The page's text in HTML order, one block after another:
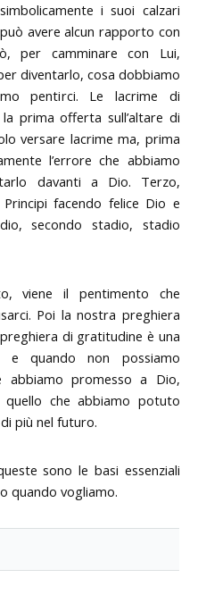
i suoi calzari
avere alcun rapporto con
per camminare con Lui,
diventarlo, cosa dobbiamo
pentirci. Le lacrime di
prima offerta sull’altare di
versare lacrime ma, prima
l’errore che abbiamo
davanti a Dio. Terzo,
facendo felice Dio e
secondo stadio, stadio
viene il pentimento che
Poi la nostra preghiera
di gratitudine è una
e quando non possiamo
abbiamo promesso a Dio,
quello che abbiamo potuto
più nel futuro.
sono le basi essenziali
quando vogliamo.